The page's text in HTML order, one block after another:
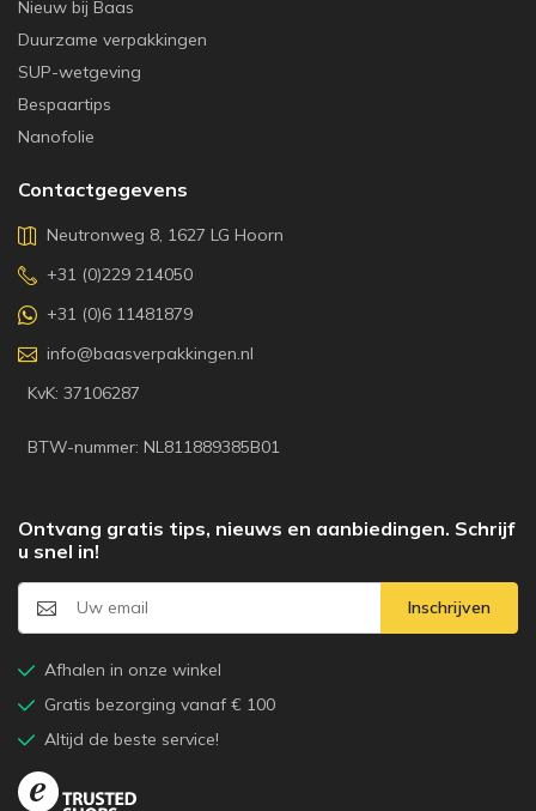
Nieuw bij Baas
Duurzame verpakkingen
SUP-wetgeving
Bespaartips
Nanofolie
Contactgegevens
Neutronweg 8, 1627 LG Hoorn
+31 (0)229 214050
+31 (0)6 11481879
info@baasverpakkingen.nl
KvK: 37106287
BTW-nummer: NL811889385B01
Ontvang gratis tips, nieuws en aanbiedingen. Schrijf
u snel in!
Inschrijven
Afhalen in onze winkel
Gratis bezorging vanaf € 100
Altijd de beste service!